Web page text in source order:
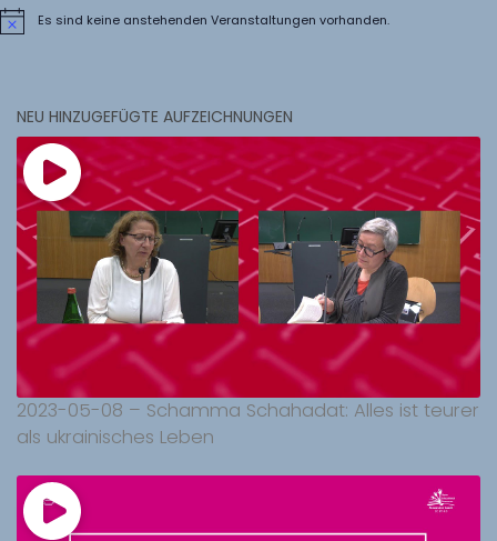
HinweisEs sind keine anstehenden Veranstaltungen vorhanden.
NEU HINZUGEFÜGTE AUFZEICHNUNGEN
2023-05-08 – Schamma Schahadat: Alles ist teurer
als ukrainisches Leben